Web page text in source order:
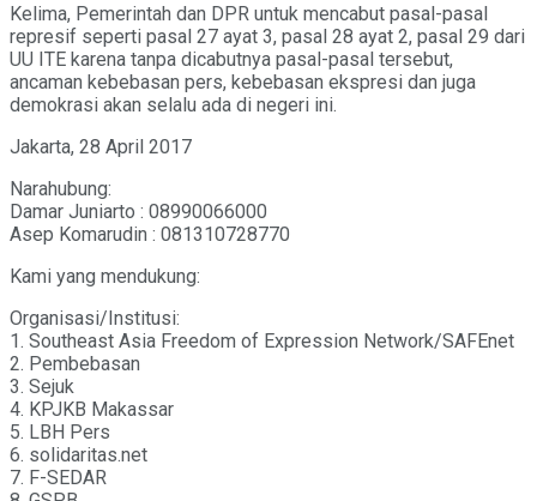
Kelima, Pemerintah dan DPR untuk mencabut pasal-pasal
represif seperti pasal 27 ayat 3, pasal 28 ayat 2, pasal 29 dari
UU ITE karena tanpa dicabutnya pasal-pasal tersebut,
ancaman kebebasan pers, kebebasan ekspresi dan juga
demokrasi akan selalu ada di negeri ini.
Jakarta, 28 April 2017
Narahubung:
Damar Juniarto : 08990066000
Asep Komarudin : 081310728770
Kami yang mendukung:
Organisasi/Institusi:
1. Southeast Asia Freedom of Expression Network/SAFEnet
2. Pembebasan
3. Sejuk
4. KPJKB Makassar
5. LBH Pers
6. solidaritas.net
7. F-SEDAR